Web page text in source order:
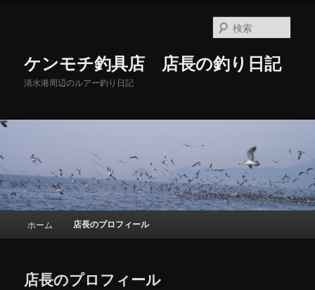
へ
動
ケンモチ釣具店 店長の釣り日記
清水港周辺のルアー釣り日記
索
ホーム 店長のプロフィール
店長のプロフィール